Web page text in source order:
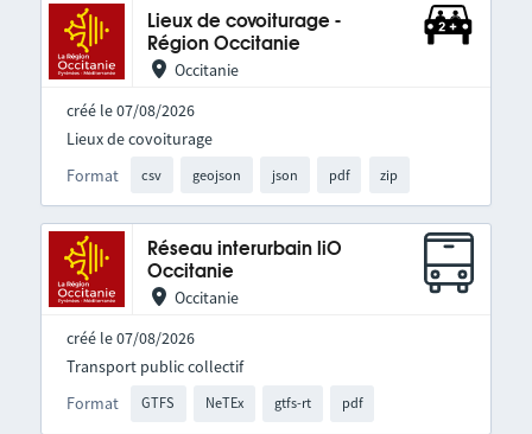
Lieux de covoiturage -
Région Occitanie
Occitanie
créé le 07/08/2026
Format csv geojson json pdf zip
Lieux de covoiturage
Réseau interurbain liO
Occitanie
Occitanie
créé le 07/08/2026
Format GTFS NeTEx gtfs-rt pdf
Transport public collectif